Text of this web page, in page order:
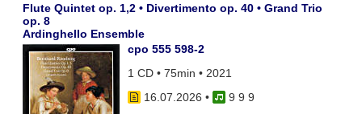
Flute Quintet op. 1,2 • Divertimento op. 40 • Grand Trio
op. 8
Ardinghello Ensemble
cpo 555 598-2
1 CD • 75min • 2021
16.07.2026 •
9 9 9